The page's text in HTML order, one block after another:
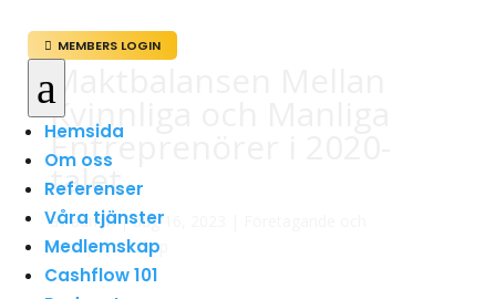
 MEMBERS LOGIN
a
Hemsida
Om oss
Referenser
Våra tjänster
Medlemskap
Cashflow 101
Maktbalansen Mellan
Kvinnliga och Manliga
Entreprenörer i 2020-
talet
avadmin|aug 16, 2023
Entreprenörskap